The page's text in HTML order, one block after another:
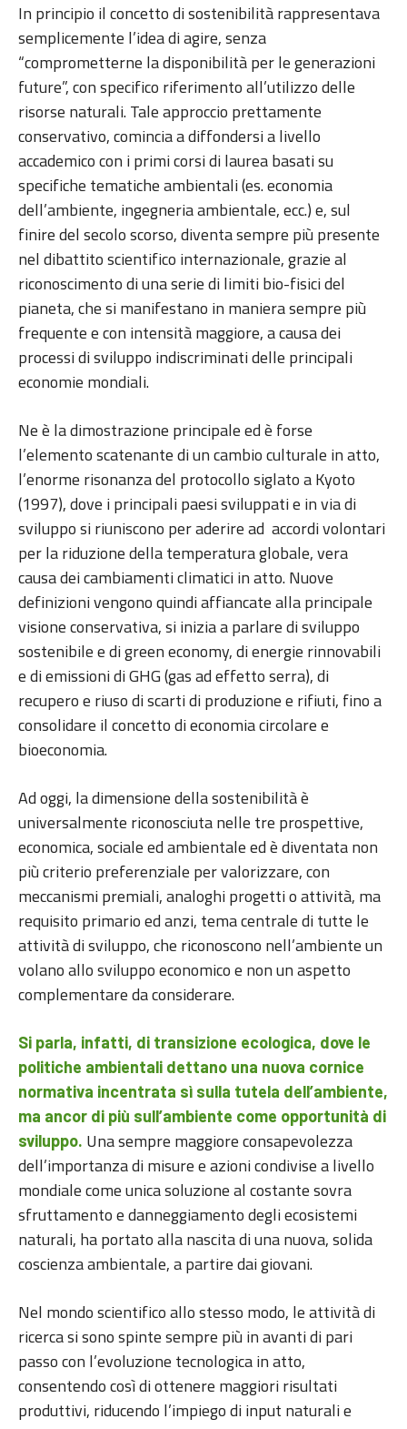
In principio il concetto di sostenibilità rappresentava
semplicemente l’idea di agire, senza
“comprometterne la disponibilità per le generazioni
future”, con specifico riferimento all’utilizzo delle
risorse naturali. Tale approccio prettamente
conservativo, comincia a diffondersi a livello
accademico con i primi corsi di laurea basati su
specifiche tematiche ambientali (es. economia
dell’ambiente, ingegneria ambientale, ecc.) e, sul
finire del secolo scorso, diventa sempre più presente
nel dibattito scientifico internazionale, grazie al
riconoscimento di una serie di limiti bio-fisici del
pianeta, che si manifestano in maniera sempre più
frequente e con intensità maggiore, a causa dei
processi di sviluppo indiscriminati delle principali
economie mondiali.
Ne è la dimostrazione principale ed è forse
l’elemento scatenante di un cambio culturale in atto,
l’enorme risonanza del protocollo siglato a Kyoto
(1997), dove i principali paesi sviluppati e in via di
sviluppo si riuniscono per aderire ad accordi volontari
per la riduzione della temperatura globale, vera
causa dei cambiamenti climatici in atto. Nuove
definizioni vengono quindi affiancate alla principale
visione conservativa, si inizia a parlare di sviluppo
sostenibile e di green economy, di energie rinnovabili
e di emissioni di GHG (gas ad effetto serra), di
recupero e riuso di scarti di produzione e rifiuti, fino a
consolidare il concetto di economia circolare e
bioeconomia.
Ad oggi, la dimensione della sostenibilità è
universalmente riconosciuta nelle tre prospettive,
economica, sociale ed ambientale ed è diventata non
più criterio preferenziale per valorizzare, con
meccanismi premiali, analoghi progetti o attività, ma
requisito primario ed anzi, tema centrale di tutte le
attività di sviluppo, che riconoscono nell’ambiente un
volano allo sviluppo economico e non un aspetto
complementare da considerare.
Si parla, infatti, di transizione ecologica, dove le
politiche ambientali dettano una nuova cornice
normativa incentrata sì sulla tutela dell’ambiente,
ma ancor di più sull’ambiente come opportunità di
sviluppo. Una sempre maggiore consapevolezza
dell’importanza di misure e azioni condivise a livello
mondiale come unica soluzione al costante sovra
sfruttamento e danneggiamento degli ecosistemi
naturali, ha portato alla nascita di una nuova, solida
coscienza ambientale, a partire dai giovani.
Nel mondo scientifico allo stesso modo, le attività di
ricerca si sono spinte sempre più in avanti di pari
passo con l’evoluzione tecnologica in atto,
consentendo così di ottenere maggiori risultati
produttivi, riducendo l’impiego di input naturali e